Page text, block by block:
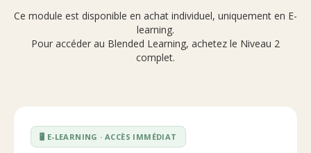
Ce module est disponible en achat individuel, uniquement en E-
learning.
Pour accéder au Blended Learning, achetez le Niveau 2
complet.
🖥️ E-LEARNING · ACCÈS IMMÉDIAT